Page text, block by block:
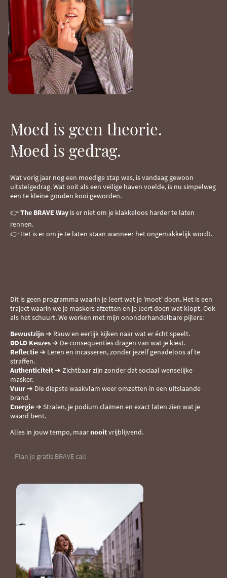
Moed is geen theorie.
Moed is gedrag.
Wat vorig jaar nog een moedige stap was, is vandaag gewoon
uitstelgedrag. Wat ooit als een veilige haven voelde, is nu simpelweg
een te kleine gouden kooi geworden.
👉The BRAVE Way is er niet om je klakkeloos harder te laten
rennen.
👉 Het is er om je te laten staan wanneer het ongemakkelijk wordt.
Dit is geen programma waarin je leert wat je 'moet' doen. Het is een
traject waarin we je maskers afzetten en je leert doen wat klopt. Ook
als het schuurt. We werken met mijn ononderhandelbare pijlers:
Bewustzijn➔ Rauw en eerlijk kijken naar wat er écht speelt.
BOLD Keuzes➔ De consequenties dragen van wat je kiest.
Reflectie➔ Leren en incasseren, zonder jezelf genadeloos af te
straffen.
Authenticiteit➔ Zichtbaar zijn zonder dat sociaal wenselijke
masker.
Vuur➔ Die diepste waakvlam weer omzetten in een uitslaande
brand.
Energie➔ Stralen, je podium claimen en exact laten zien wat je
waard bent.
Alles in jouw tempo, maar nooitvrijblijvend.
Plan je gratis BRAVE call